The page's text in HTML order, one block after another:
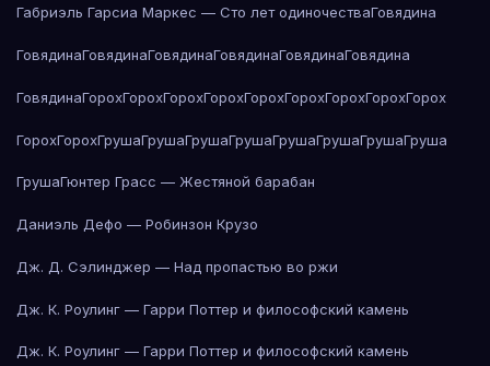
Габриэль Гарсиа Маркес — Сто лет одиночестваГовядина
ГовядинаГовядинаГовядинаГовядинаГовядинаГовядина
ГовядинаГорохГорохГорохГорохГорохГорохГорохГорохГорох
ГорохГорохГрушаГрушаГрушаГрушаГрушаГрушаГрушаГруша
ГрушаГюнтер Грасс — Жестяной барабан
Даниэль Дефо — Робинзон Крузо
Дж. Д. Сэлинджер — Над пропастью во ржи
Дж. К. Роулинг — Гарри Поттер и философский камень
Дж. К. Роулинг — Гарри Поттер и философский камень